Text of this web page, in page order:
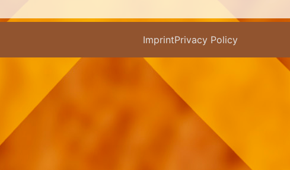
ImprintPrivacy Policy